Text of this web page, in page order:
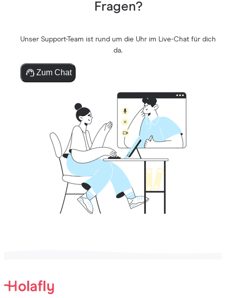
Fragen?
Unser Support-Team ist rund um die Uhr im Live-Chat für dich
da.
Zum Chat